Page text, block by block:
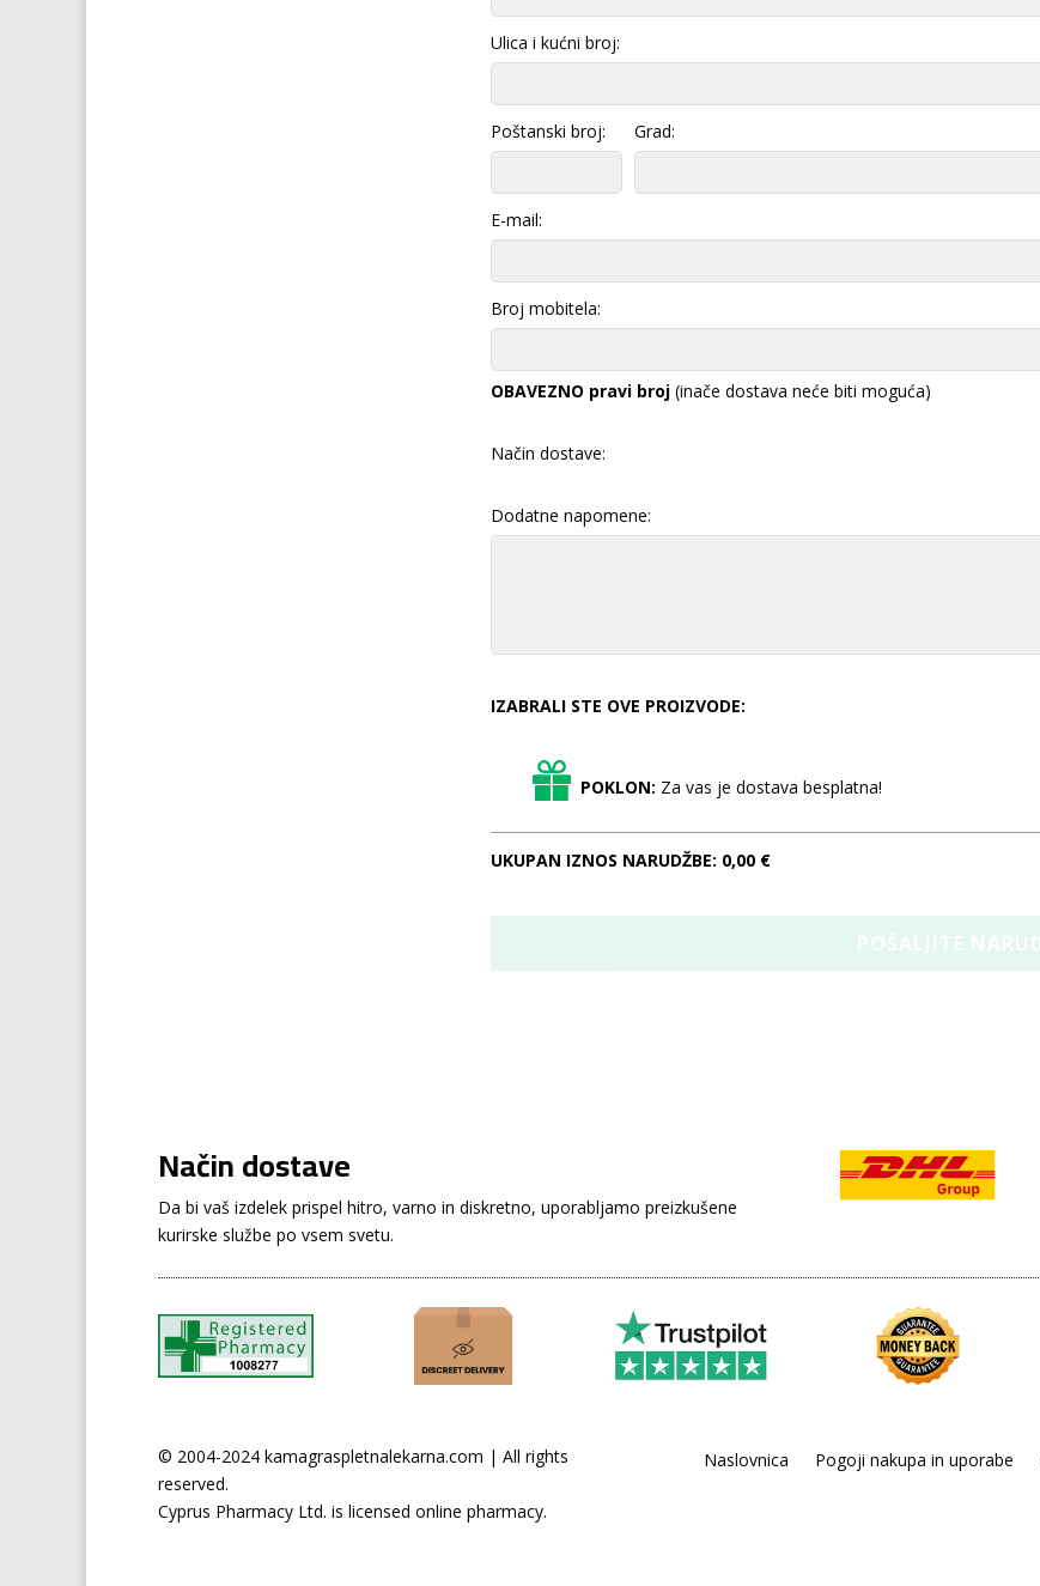
Ulica i kućni broj:
Poštanski broj: Grad:
E-mail:
Broj mobitela:
OBAVEZNO pravi broj (inače dostava neće biti moguća)
Način dostave:
Dodatne napomene:
IZABRALI STE OVE PROIZVODE:
POKLON: Za vas je dostava besplatna!
UKUPAN IZNOS NARUDŽBE: 0,00 €
Način dostave
Da bi vaš izdelek prispel hitro, varno in diskretno, uporabljamo preizkušene
kurirske službe po vsem svetu.
© 2004-2024 kamagraspletnalekarna.com | All rights
reserved.
Cyprus Pharmacy Ltd. is licensed online pharmacy.
Naslovnica Pogoji nakupa in uporabe